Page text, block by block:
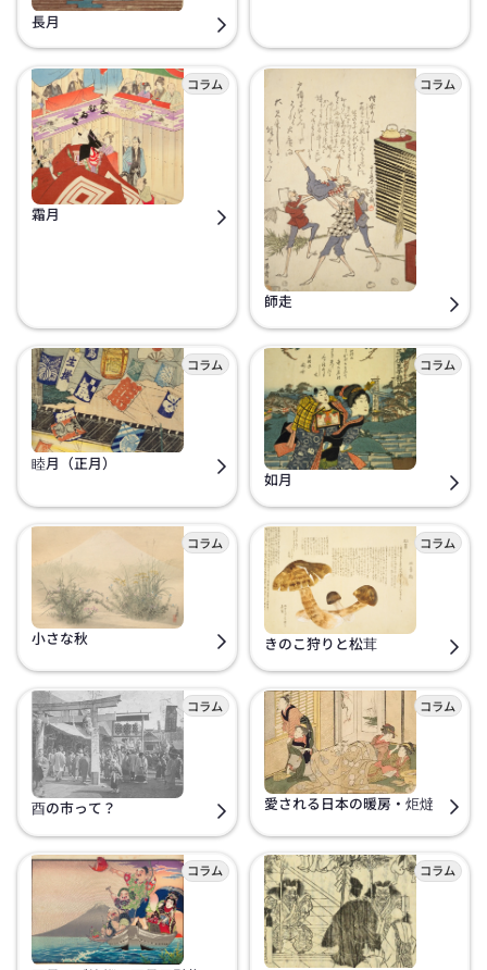
長月
霜月
師走
睦月（正月）
如月
小さな秋 きのこ狩りと松茸
酉の市って？ 愛される日本の暖房・炬燵